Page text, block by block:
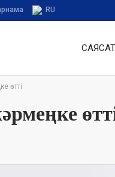
RU
САЯСАТ
өтті